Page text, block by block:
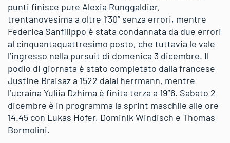
punti finisce pure Alexia Runggaldier,
trentanovesima a oltre 1’30” senza errori, mentre
Federica Sanfilippo è stata condannata da due errori
al cinquantaquattresimo posto, che tuttavia le vale
l’ingresso nella pursuit di domenica 3 dicembre. Il
podio di giornata è stato completato dalla francese
Justine Braisaz a 1522 dalal herrmann, mentre
l’ucraina Yuliia Dzhima è finita terza a 19″6. Sabato 2
dicembre è in programma la sprint maschile alle ore
14.45 con Lukas Hofer, Dominik Windisch e Thomas
Bormolini.